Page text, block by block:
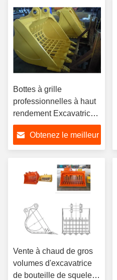
Bottes à grille
professionnelles à haut
rendement Excavatrice
Bottes à squelette pour
excavatrice Sanny
Hitachi Komatsu PC Etc
Obtenez le meilleur
Vente à chaud de gros
volumes d'excavatrice
de bouteille de squelette